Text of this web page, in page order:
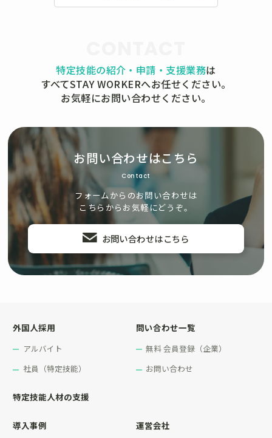
特定技能の紹介・申請・支援業務は
すべてSTAY WORKERへお任せください。
お気軽にお問い合わせください。
お問い合わせはこちら
Contact
フォームからのお問い合わせは
こちらからお気軽にどうぞ。
お問い合わせはこちら
外国人採用
アルバイト
社員（特定技能）
特定技能人材の支援
導入事例
問い合わせ一覧
無料 会員登録（企業）
お問い合わせ
運営会社